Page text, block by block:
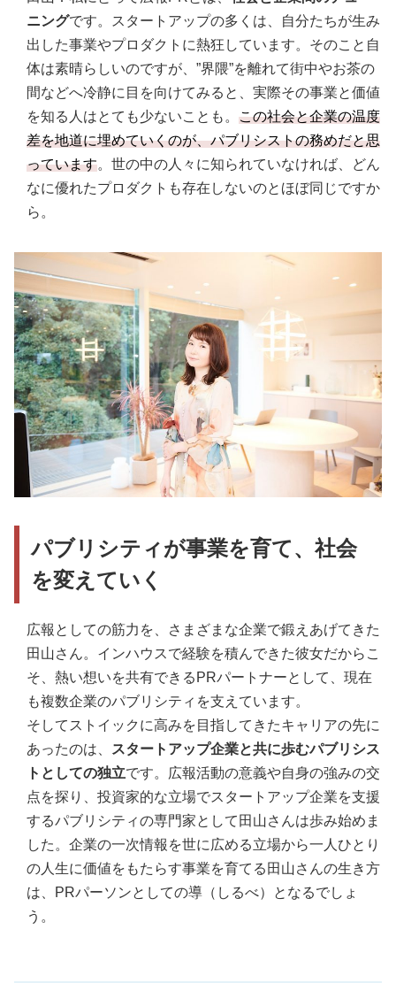
ニングです。スタートアップの多くは、自分たちが生み
出した事業やプロダクトに熱狂しています。そのこと自
体は素晴らしいのですが、”界隈”を離れて街中やお茶の
間などへ冷静に目を向けてみると、実際その事業と価値
を知る人はとても少ないことも。 この社会と企業の温度
差を地道に埋めていくのが、パブリシストの務めだと思
っています。世の中の人々に知られていなければ、どん
なに優れたプロダクトも存在しないのとほぼ同じですか
ら。
パブリシティが事業を育て、社会
を変えていく
広報としての筋力を、さまざまな企業で鍛えあげてきた
田山さん。インハウスで経験を積んできた彼女だからこ
そ、熱い想いを共有できるPRパートナーとして、現在
も複数企業のパブリシティを支えています。
そしてストイックに高みを目指してきたキャリアの先に
あったのは、
スタートアップ企業と共に歩むパブリシス
トとしての独立です。広報活動の意義や自身の強みの交
点を探り、投資家的な立場でスタートアップ企業を支援
するパブリシティの専門家として田山さんは歩み始めま
した。企業の一次情報を世に広める立場から一人ひとり
の人生に価値をもたらす事業を育てる田山さんの生き方
は、PRパーソンとしての導（しるべ）となるでしょ
う。